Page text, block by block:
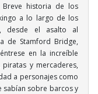
Breve historia de los
a lo largo de los
desde el asalto al
de Stamford Bridge,
en la increíble
y mercaderes,
a personajes como
sabían sobre barcos y